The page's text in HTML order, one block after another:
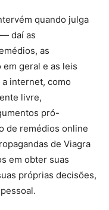
quando julga
daí as
as
geral e as leis
internet, como
livre,
pró-
de remédios online
de Viagra
em obter suas
próprias decisões,